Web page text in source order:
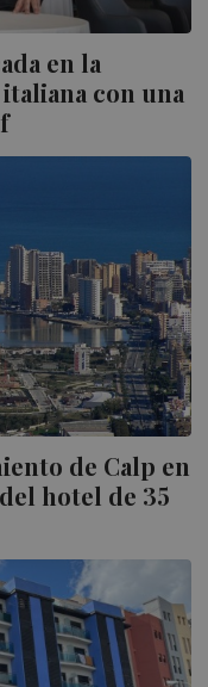
en la
con una
de Calp en
hotel de 35